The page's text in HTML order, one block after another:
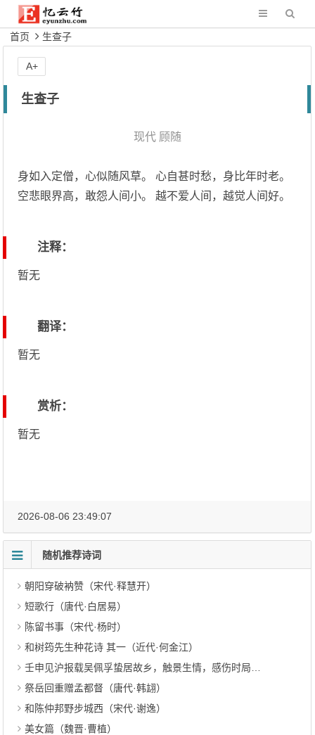
首页 生查子
生查子
现代 顾随
身如入定僧，心似随风草。 心自甚时愁，身比年时老。
空悲眼界高，敢怨人间小。 越不爱人间，越觉人间好。
注释：
暂无
翻译：
暂无
赏析：
暂无
A+
2026-08-06 23:49:07
随机推荐诗词
朝阳穿破衲赞（宋代·释慧开）
短歌行（唐代·白居易）
陈留书事（宋代·杨时）
和树筠先生种花诗 其一（近代·何金江）
壬申见沪报载吴佩孚蛰居故乡，触景生情，感伤时局，咏诗八章，足徵英雄末路之胸怀。余步原韵藉以消遣 其三（清代·薛昂若）
祭岳回重赠孟都督（唐代·韩翃）
和陈仲邦野步城西（宋代·谢逸）
美女篇（魏晋·曹植）